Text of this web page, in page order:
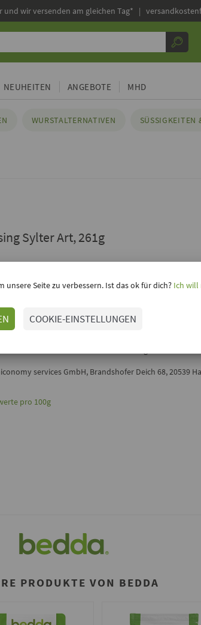
und wir versenden am gleichen Tag* |
NEUHEITEN ANGEBOTE MHD
WURSTALTERNATIVEN SÜSSIGKEITEN
Sylter Art, 261g
SYLTER ART VON BEDDA
Art
es mal schnell gehen muss, einfach Flasche aufdrehen,
Salat vermischen - fertig. Guten Appetit!
services GmbH, Brandshofer Deich 68, 20539
pro 100g
PRODUKTE VON BEDDA
unsere Seite zu verbessern. Ist das ok für dich?Ich will
COOKIE-EINSTELLUNGEN